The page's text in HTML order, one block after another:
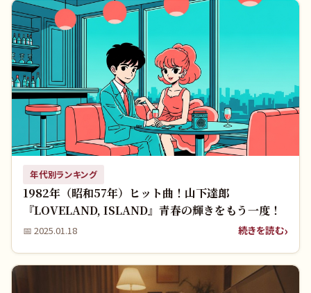
年代別ランキング
1982年（昭和57年）ヒット曲！山下達郎
『LOVELAND, ISLAND』青春の輝きをもう一度！
📅 2025.01.18 続きを読む